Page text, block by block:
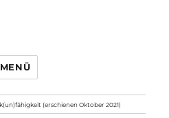
MENÜ
(erschienen Oktober 2021)